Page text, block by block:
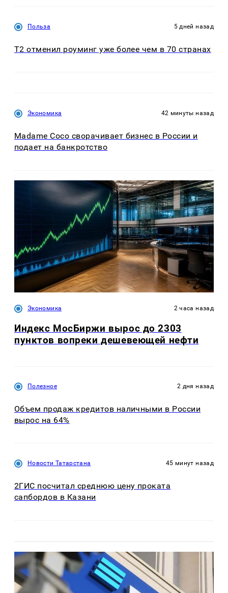
Польза 5 дней назад
Т2 отменил роуминг уже более чем в 70 странах
Экономика 42 минуты назад
Madame Coco сворачивает бизнес в России и
подает на банкротство
Экономика 2 часа назад
Индекс МосБиржи вырос до 2303
пунктов вопреки дешевеющей нефти
Полезное 2 дня назад
Объем продаж кредитов наличными в России
вырос на 64%
Новости Татарстана 45 минут назад
2ГИС посчитал среднюю цену проката
сапбордов в Казани